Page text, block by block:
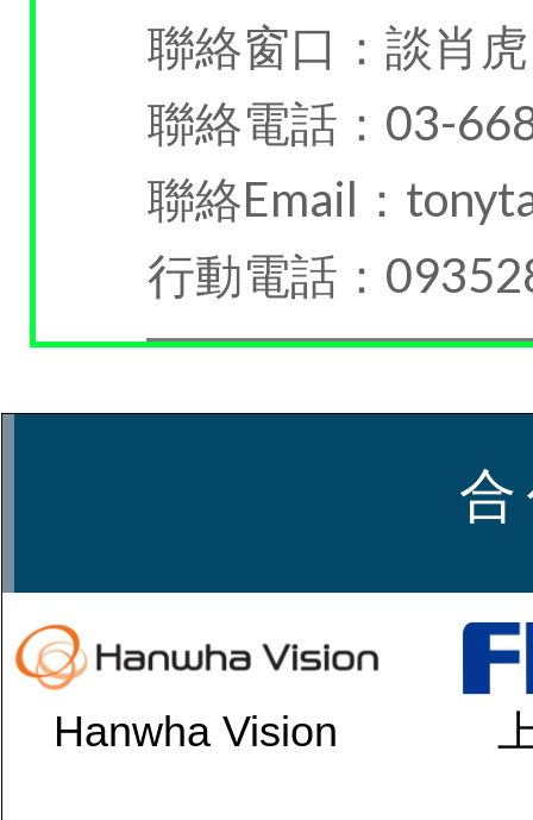
聯絡窗口：談肖虎
聯絡電話：03-
聯絡Email：
行動電話：
合
Hanwha Vision